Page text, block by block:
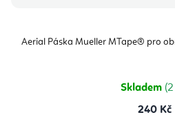
Aerial Páska Mueller MTape® pro
Skladem
240 Kč